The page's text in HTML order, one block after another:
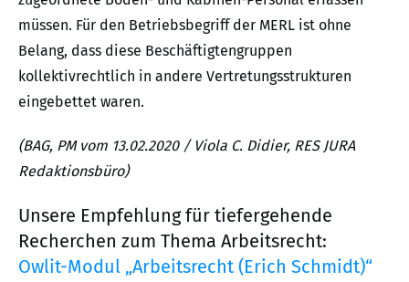
müssen. Für den Betriebsbegriff der MERL ist ohne
Belang, dass diese Beschäftigtengruppen
kollektivrechtlich in andere Vertretungsstrukturen
eingebettet waren.
(BAG, PM vom 13.02.2020 / Viola C. Didier, RES JURA
Redaktionsbüro)
Unsere Empfehlung für tiefergehende
Recherchen zum Thema Arbeitsrecht:
Owlit-Modul „Arbeitsrecht (Erich Schmidt)“